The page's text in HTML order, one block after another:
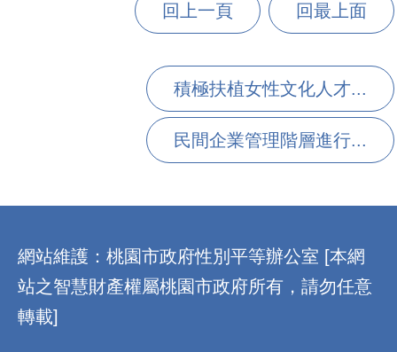
回上一頁 回最上面
積極扶植女性文化人才...
民間企業管理階層進行...
網站維護：桃園市政府性別平等辦公室 [本網
站之智慧財產權屬桃園市政府所有，請勿任意
轉載]